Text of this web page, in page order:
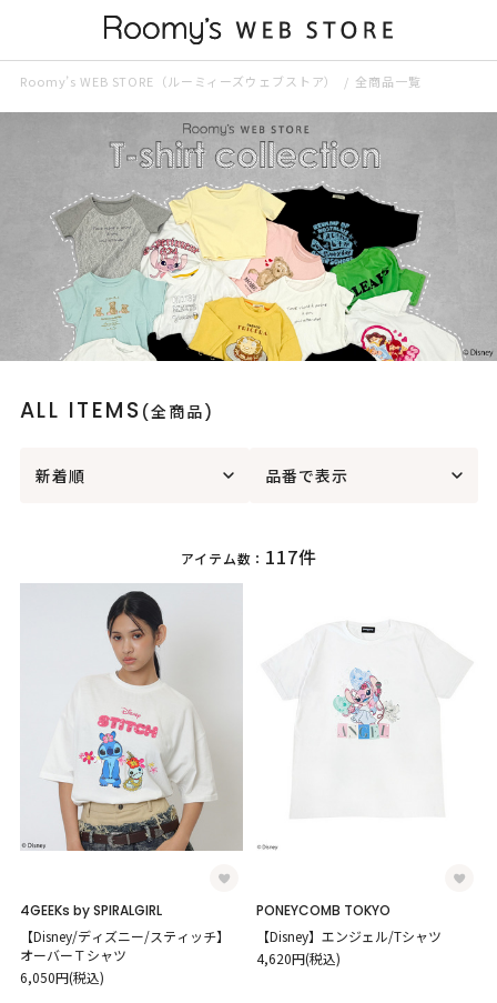
Roomy’s WEB STORE（ルーミィーズウェブストア） 全商品一覧
ALL ITEMS (全商品)
新着順 品番で表示
アイテム数： 117件
4GEEKs by SPIRALGIRL
【Disney/ディズニー/スティッチ】
オーバーＴシャツ
6,050円(税込)
PONEYCOMB TOKYO
【Disney】エンジェル/Tシャツ
4,620円(税込)